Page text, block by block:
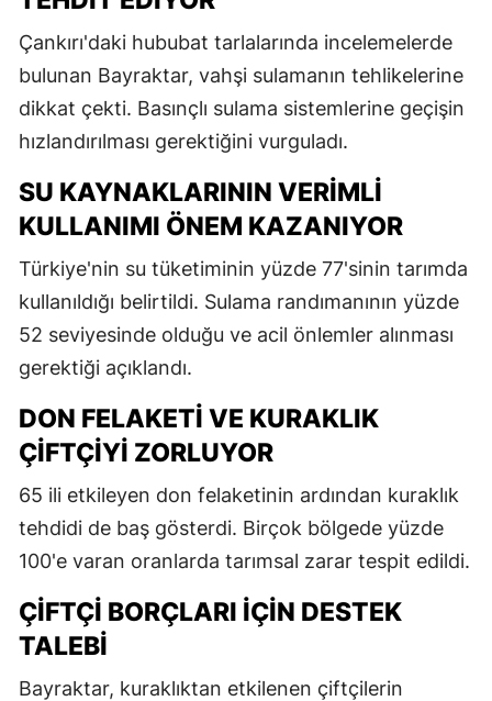
Çankırı'daki hububat tarlalarında incelemelerde
bulunan Bayraktar, vahşi sulamanın tehlikelerine
dikkat çekti. Basınçlı sulama sistemlerine geçişin
hızlandırılması gerektiğini vurguladı.
SU KAYNAKLARININ VERIMLI
KULLANIMI ÖNEM KAZANIYOR
Türkiye'nin su tüketiminin yüzde 77'sinin tarımda
kullanıldığı belirtildi. Sulama randımanının yüzde
52 seviyesinde olduğu ve acil önlemler alınması
gerektiği açıklandı.
DON FELAKETI VE KURAKLIK
ÇIFTÇIYI ZORLUYOR
65 ili etkileyen don felaketinin ardından kuraklık
tehdidi de baş gösterdi. Birçok bölgede yüzde
100'e varan oranlarda tarımsal zarar tespit edildi.
ÇIFTÇI BORÇLARI İÇIN DESTEK
TALEBI
Bayraktar, kuraklıktan etkilenen çiftçilerin